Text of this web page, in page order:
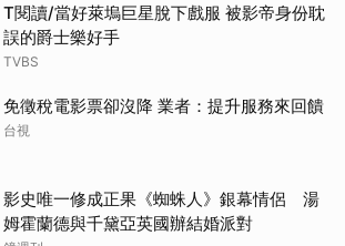
T閱讀/當好萊塢巨星脫下戲服 被影帝身份耽
誤的爵士樂好手
TVBS
免徵稅電影票卻沒降 業者：提升服務來回饋
台視
影史唯一修成正果《蜘蛛人》銀幕情侶 湯
姆霍蘭德與千黛亞英國辦結婚派對